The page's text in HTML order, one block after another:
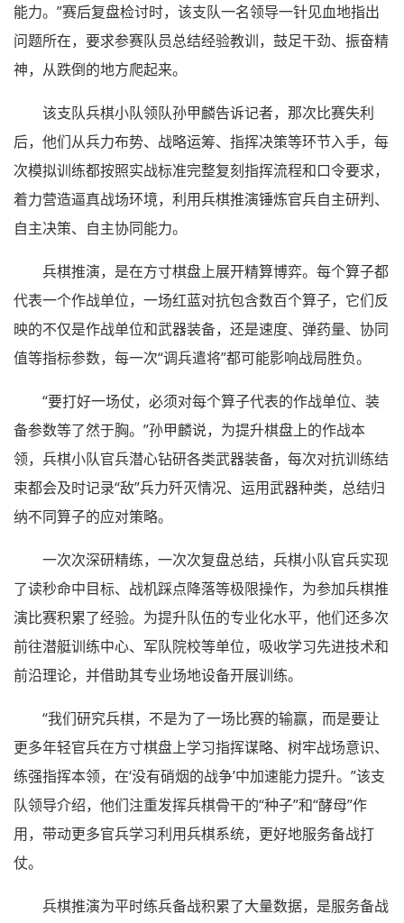
能力。”赛后复盘检讨时，该支队一名领导一针见血地指出
问题所在，要求参赛队员总结经验教训，鼓足干劲、振奋精
神，从跌倒的地方爬起来。
该支队兵棋小队领队孙甲麟告诉记者，那次比赛失利
后，他们从兵力布势、战略运筹、指挥决策等环节入手，每
次模拟训练都按照实战标准完整复刻指挥流程和口令要求，
着力营造逼真战场环境，利用兵棋推演锤炼官兵自主研判、
自主决策、自主协同能力。
兵棋推演，是在方寸棋盘上展开精算博弈。每个算子都
代表一个作战单位，一场红蓝对抗包含数百个算子，它们反
映的不仅是作战单位和武器装备，还是速度、弹药量、协同
值等指标参数，每一次“调兵遣将”都可能影响战局胜负。
“要打好一场仗，必须对每个算子代表的作战单位、装
备参数等了然于胸。”孙甲麟说，为提升棋盘上的作战本
领，兵棋小队官兵潜心钻研各类武器装备，每次对抗训练结
束都会及时记录“敌”兵力歼灭情况、运用武器种类，总结归
纳不同算子的应对策略。
一次次深研精练，一次次复盘总结，兵棋小队官兵实现
了读秒命中目标、战机踩点降落等极限操作，为参加兵棋推
演比赛积累了经验。为提升队伍的专业化水平，他们还多次
前往潜艇训练中心、军队院校等单位，吸收学习先进技术和
前沿理论，并借助其专业场地设备开展训练。
“我们研究兵棋，不是为了一场比赛的输赢，而是要让
更多年轻官兵在方寸棋盘上学习指挥谋略、树牢战场意识、
练强指挥本领，在‘没有硝烟的战争’中加速能力提升。”该支
队领导介绍，他们注重发挥兵棋骨干的“种子”和“酵母”作
用，带动更多官兵学习利用兵棋系统，更好地服务备战打
仗。
兵棋推演为平时练兵备战积累了大量数据，是服务备战